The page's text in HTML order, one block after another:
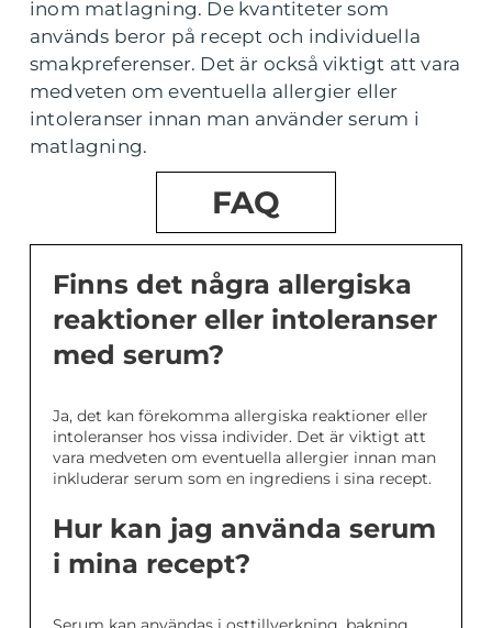
inom matlagning. De kvantiteter som
används beror på recept och individuella
smakpreferenser. Det är också viktigt att vara
medveten om eventuella allergier eller
intoleranser innan man använder serum i
matlagning.
FAQ
Finns det några allergiska
reaktioner eller intoleranser
med serum?
Ja, det kan förekomma allergiska reaktioner eller
intoleranser hos vissa individer. Det är viktigt att
vara medveten om eventuella allergier innan man
inkluderar serum som en ingrediens i sina recept.
Hur kan jag använda serum
i mina recept?